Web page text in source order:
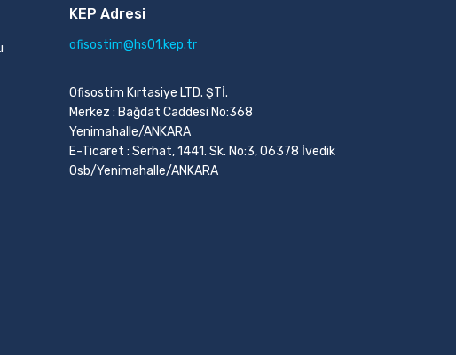
KEP Adresi
ofisostim@hs01.kep.tr
Ofisostim Kırtasiye LTD. ŞTİ.
Merkez : Bağdat Caddesi No:368
Yenimahalle/ANKARA
E-Ticaret : Serhat, 1441. Sk. No:3, 06378 İvedik
Osb/Yenimahalle/ANKARA